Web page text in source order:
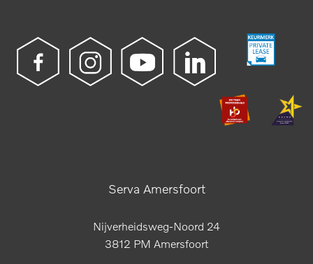
Serva Amersfoort
Nijverheidsweg-Noord 24
3812 PM Amersfoort